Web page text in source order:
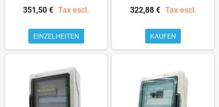
351,50 € Tax escl.
EINZELHEITEN
322,88 € Tax escl.
KAUFEN